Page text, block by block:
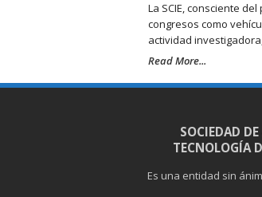
La SCIE, consciente
congresos como
actividad
Read More...
SOCIEDAD
TECNOLOGÍA
Es una entidad sin